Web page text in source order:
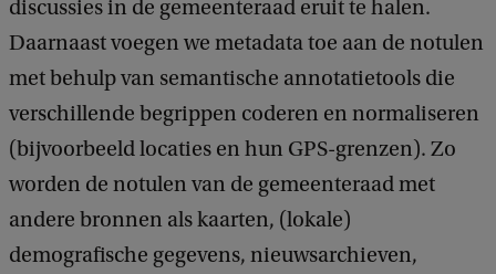
discussies in de gemeenteraad eruit te halen.
Daarnaast voegen we metadata toe aan de notulen
met behulp van semantische annotatietools die
verschillende begrippen coderen en normaliseren
(bijvoorbeeld locaties en hun GPS-grenzen). Zo
worden de notulen van de gemeenteraad met
andere bronnen als kaarten, (lokale)
demografische gegevens, nieuwsarchieven,